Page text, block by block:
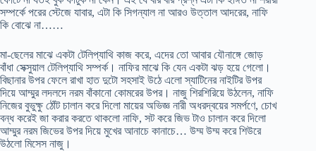
সম্পর্কে পরের স্টেজে যাবার, এটা কি সিগন্যাল না আরও উত্তাল আদরের, নাফি
কি বোঝে না……
মা-ছেলের মাঝে একটা টেলিপ্যাথি কাজ করে, এদের তো আবার যৌনাঙ্গে জোড়
বাঁধা সেক্সুয়াল টেলিপ্যাথি সম্পর্ক। নাফির মাঝে কি যেন একটা ঝড় হয়ে গেলো।
বিছানার উপর ফেলে রাখা হাত দুটো সহসাই উঠে এলো স্যাটিনের নাইটির উপর
দিয়ে আম্মুর লদলদে নরম বাঁকানো কোমরের উপর। নাজু শিরশিরিয়ে উঠলেন, নাফি
নিজের বুভুক্ষু ঠোঁট চালান করে দিলো মায়ের অভিজ্ঞ নারী অধরদ্বয়ের সমর্পণে, চোখ
বন্ধ করেই জা করার করতে থাকলো নাফি, সট করে জিভ টাও চালান করে দিলো
আম্মুর নরম জিভের উপর দিয়ে মুখের আনাচে কানাচে… উম্ম উম্ম করে শিউরে
উঠলো মিসেস নাজু।